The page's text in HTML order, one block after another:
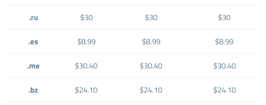
.ru $30 $30 $30
.es $8.99 $8.99 $8.99
.me $30.40 $30.40 $30.40
.bz $24.10 $24.10 $24.10